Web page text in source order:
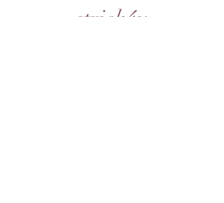
strick4u